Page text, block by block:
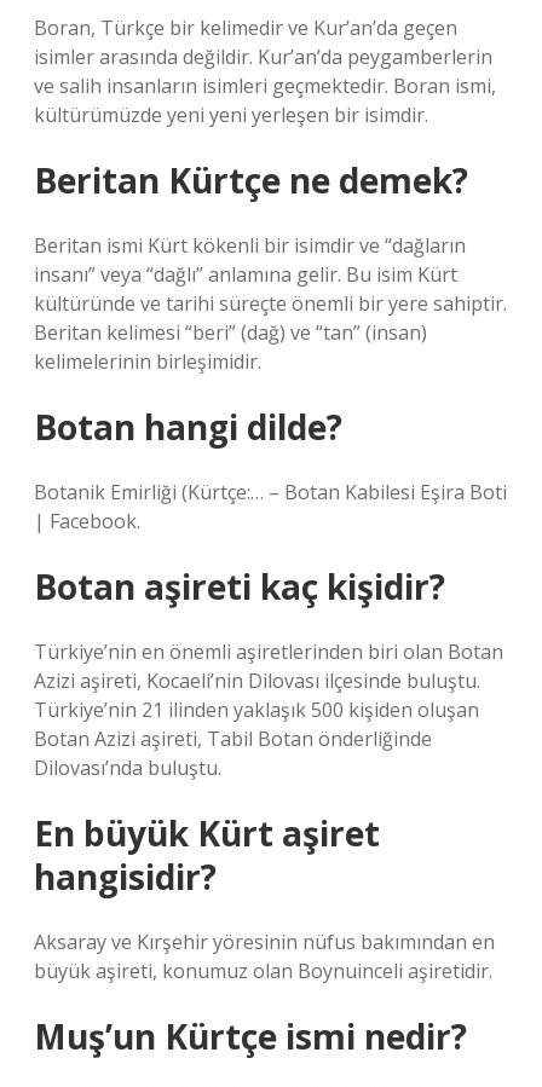
Boran, Türkçe bir kelimedir ve Kur’an’da geçen
isimler arasında değildir. Kur’an’da peygamberlerin
ve salih insanların isimleri geçmektedir. Boran ismi,
kültürümüzde yeni yeni yerleşen bir isimdir.
Beritan Kürtçe ne demek?
Beritan ismi Kürt kökenli bir isimdir ve “dağların
insanı” veya “dağlı” anlamına gelir. Bu isim Kürt
kültüründe ve tarihi süreçte önemli bir yere sahiptir.
Beritan kelimesi “beri” (dağ) ve “tan” (insan)
kelimelerinin birleşimidir.
Botan hangi dilde?
Botanik Emirliği (Kürtçe:… – Botan Kabilesi Eşira Boti
| Facebook.
Botan aşireti kaç kişidir?
Türkiye’nin en önemli aşiretlerinden biri olan Botan
Azizi aşireti, Kocaeli’nin Dilovası ilçesinde buluştu.
Türkiye’nin 21 ilinden yaklaşık 500 kişiden oluşan
Botan Azizi aşireti, Tabil Botan önderliğinde
Dilovası’nda buluştu.
En büyük Kürt aşiret
hangisidir?
Aksaray ve Kırşehir yöresinin nüfus bakımından en
büyük aşireti, konumuz olan Boynuinceli aşiretidir.
Muş’un Kürtçe ismi nedir?